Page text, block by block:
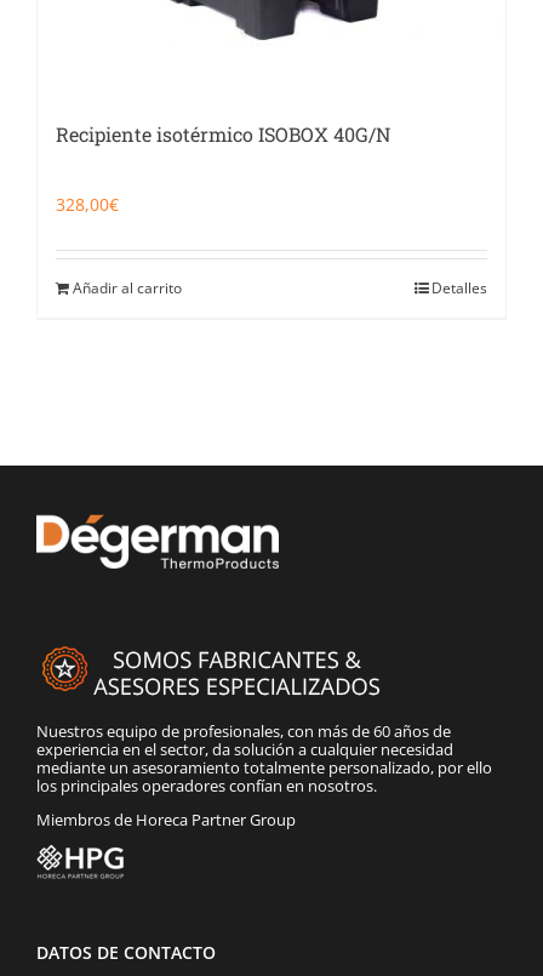
Recipiente isotérmico ISOBOX 40G/N
328,00€
Añadir al carrito Detalles
Nuestros equipo de profesionales, con más de 60 años de
experiencia en el sector, da solución a cualquier necesidad
mediante un asesoramiento totalmente personalizado, por ello
los principales operadores confían en nosotros.
Miembros de Horeca Partner Group
DATOS DE CONTACTO